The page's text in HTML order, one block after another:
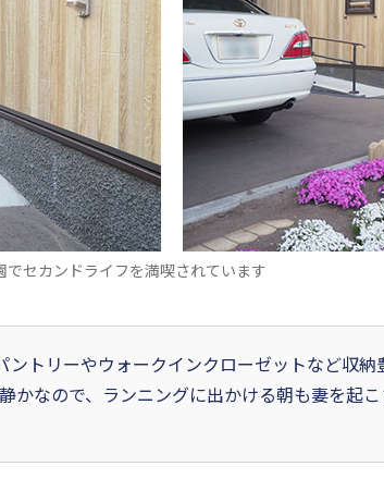
セカンドライフを満喫されています
トリーやウォークインクローゼットなど収
かなので、ランニングに出かける朝も妻を起